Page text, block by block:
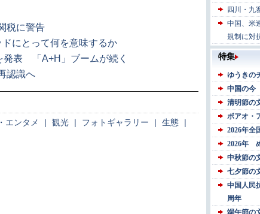
税に警告
ドにとって何を意味するか
発表 「A+H」ブームが続く
認識へ
エンタメ | 観光 | フォトギャラリー | 生態
|